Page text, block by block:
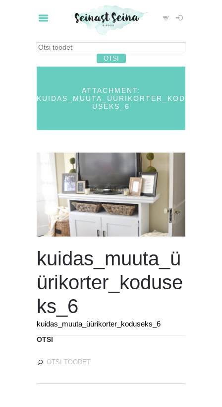
ATTACHMENT:
KUIDAS_MUUTA_ÜÜRIKORTER_KOD
USEKS_6
kuidas_muuta_ü
ürikorter_koduse
ks_6
kuidas_muuta_üürikorter_koduseks_6
OTSI